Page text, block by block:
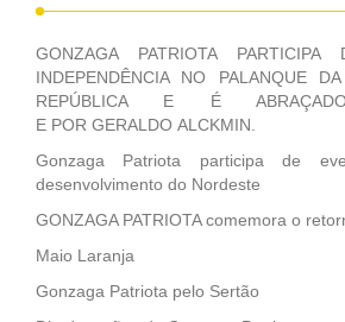
GONZAGA PATRIOTA
INDEPENDÊNCIA NO PALANQUE
REPÚBLICA E É
E POR GERALDO ALCKMIN.
Gonzaga Patriota participa de
desenvolvimento do Nordeste
GONZAGA PATRIOTA comemora o
Maio Laranja
Gonzaga Patriota pelo Sertão